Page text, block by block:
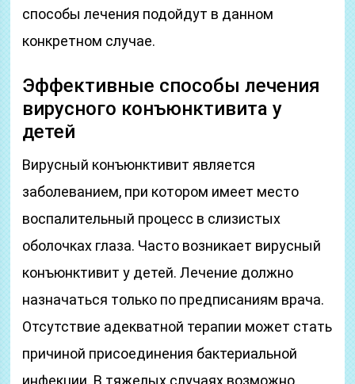
способы лечения подойдут в данном
конкретном случае.
Эффективные способы лечения
вирусного конъюнктивита у
детей
Вирусный конъюнктивит является
заболеванием, при котором имеет место
воспалительный процесс в слизистых
оболочках глаза. Часто возникает вирусный
конъюнктивит у детей. Лечение должно
назначаться только по предписаниям врача.
Отсутствие адекватной терапии может стать
причиной присоединения бактериальной
инфекции. В тяжелых случаях возможно